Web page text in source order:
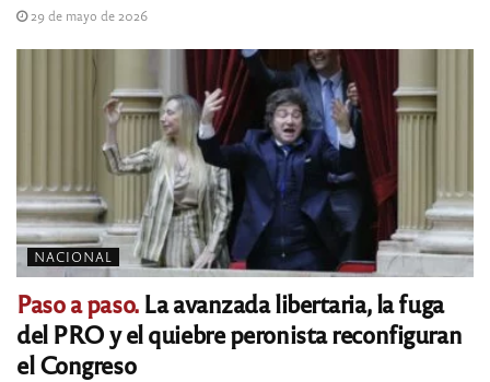
29 de mayo de 2026
NACIONAL
Paso a paso.La avanzada libertaria, la fuga
del PRO y el quiebre peronista reconfiguran
el Congreso